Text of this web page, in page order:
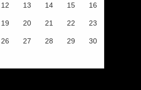
12 13 14 15 16
19 20 21 22 23
26 27 28 29 30